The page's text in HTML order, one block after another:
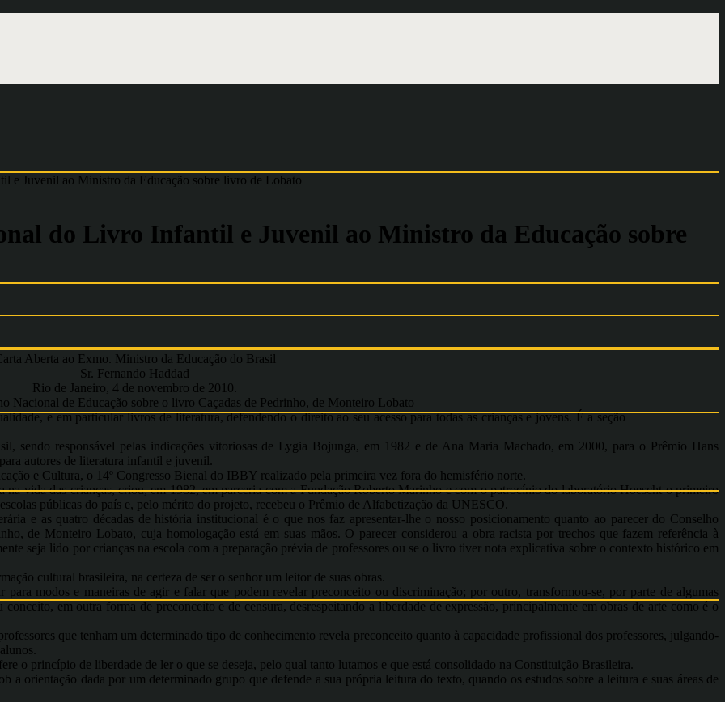
e Juvenil ao Ministro da Educação sobre livro de Lobato
do Livro Infantil e Juvenil ao Ministro da Educação sobre
Aberta ao Exmo. Ministro da Educação do Brasil
Sr. Fernando Haddad
Rio de Janeiro, 4 de novembro de 2010.
Nacional de Educação sobre o livro Caçadas de Pedrinho, de Monteiro Lobato
e em particular livros de literatura, defendendo o direito ao seu acesso para todas as crianças e jovens. É a seção
sendo responsável pelas indicações vitoriosas de Lygia Bojunga, em 1982 e de Ana Maria Machado, em 2000, para o Prêmio Hans
autores de literatura infantil e juvenil.
e Cultura, o 14º Congresso Bienal do IBBY realizado pela primeira vez fora do hemisfério norte.
na vida das crianças, criou, em 1982, em parceria com a Fundação Roberto Marinho e com o patrocínio do laboratório Hoescht o primeiro
públicas do país e, pelo mérito do projeto, recebeu o Prêmio de Alfabetização da UNESCO.
e as quatro décadas de história institucional é o que nos faz apresentar-lhe o nosso posicionamento quanto ao parecer do Conselho
de Monteiro Lobato, cuja homologação está em suas mãos. O parecer considerou a obra racista por trechos que fazem referência à
seja lido por crianças na escola com a preparação prévia de professores ou se o livro tiver nota explicativa sobre o contexto histórico em
cultural brasileira, na certeza de ser o senhor um leitor de suas obras.
modos e maneiras de agir e falar que podem revelar preconceito ou discriminação; por outro, transformou-se, por parte de algumas
em outra forma de preconceito e de censura, desrespeitando a liberdade de expressão, principalmente em obras de arte como é o
que tenham um determinado tipo de conhecimento revela preconceito quanto à capacidade profissional dos professores, julgando-
o princípio de liberdade de ler o que se deseja, pelo qual tanto lutamos e que está consolidado na Constituição Brasileira.
a orientação dada por um determinado grupo que defende a sua própria leitura do texto, quando os estudos sobre a leitura e suas áreas de